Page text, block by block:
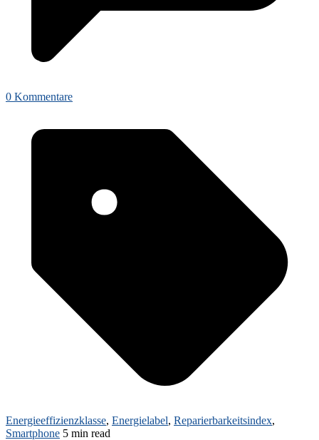
0 Kommentare
Energieeffizienzklasse, Energielabel, Reparierbarkeitsindex,
Smartphone 5 min read